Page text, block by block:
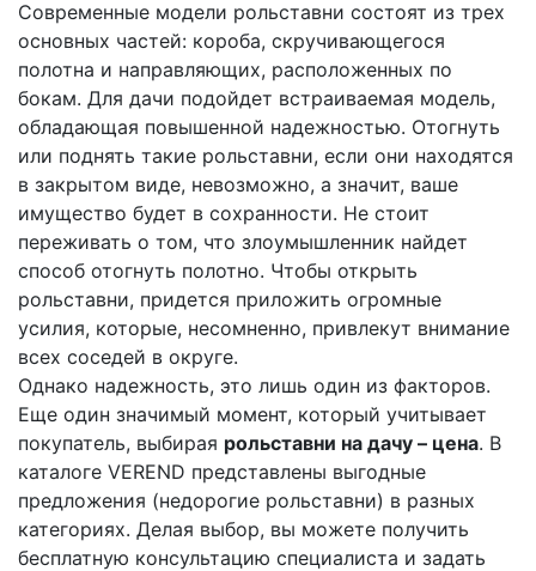
Современные модели рольставни состоят из трех
основных частей: короба, скручивающегося
полотна и направляющих, расположенных по
бокам. Для дачи подойдет встраиваемая модель,
обладающая повышенной надежностью. Отогнуть
или поднять такие рольставни, если они находятся
в закрытом виде, невозможно, а значит, ваше
имущество будет в сохранности. Не стоит
переживать о том, что злоумышленник найдет
способ отогнуть полотно. Чтобы открыть
рольставни, придется приложить огромные
усилия, которые, несомненно, привлекут внимание
всех соседей в округе.
Однако надежность, это лишь один из факторов.
Еще один значимый момент, который учитывает
покупатель, выбирая рольставни на дачу – цена. В
каталоге VEREND представлены выгодные
предложения (недорогие рольставни) в разных
категориях. Делая выбор, вы можете получить
бесплатную консультацию специалиста и задать